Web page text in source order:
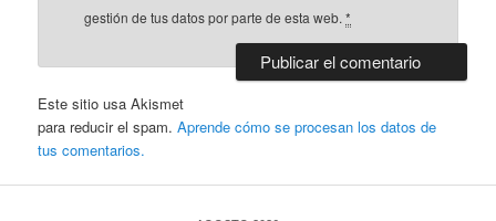
gestión de tus datos por parte de esta web.*
Este sitio usa Akismet
para reducir el spam.Aprende cómo se procesan los datos de
tus comentarios.